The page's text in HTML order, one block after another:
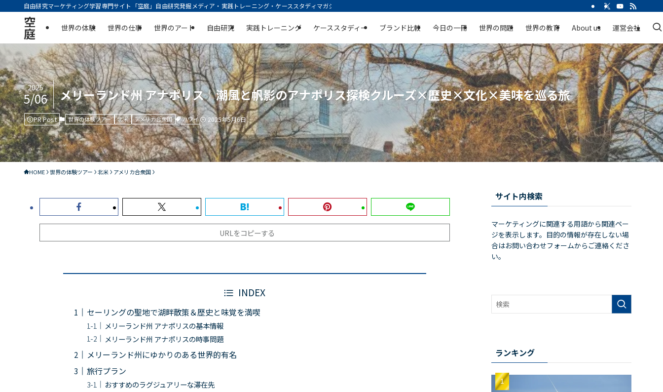
自由研究マーケティング学習専門サイト「空庭」自由研究発掘メディア・実践トレーニング・ケーススタディマガジン | 空庭
空
庭 世界の体験 世界の仕事 世界のアート 自由研究 実践トレーニング ケーススタディー ブランド比較 今日の一冊 世界の問題 世界の教育 About us 運営会社
メリーランド州 アナポリス｜潮風と帆影のアナポリス探検クルーズ×歴史×文化×美味を巡る旅
2025
5/06
PR Post 世界の体験ツアー 北米 アメリカ合衆国 ハワイ 2025年5月6日
HOME 世界の体験ツアー 北米 アメリカ合衆国
URLをコピーする
INDEX
セーリングの聖地で湖畔散策＆歴史と味覚を満喫
メリーランド州 アナポリスの基本情報
メリーランド州 アナポリスの時事問題
メリーランド州にゆかりのある世界的有名
旅行プラン
おすすめのラグジュアリーな滞在先
サイト内検索
マーケティングに関連する用語から関連ペー
ジを表示します。目的の情報が存在しない場
合はお問い合わせフォームからご連絡くださ
い。
ランキング